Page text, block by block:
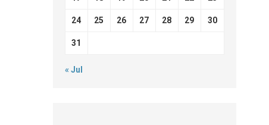
24 25 26 27 28 29 30
31
« Jul